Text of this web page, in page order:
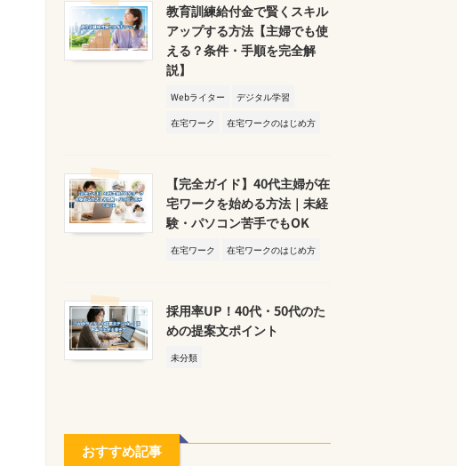
教育訓練給付金で賢くスキル
アップする方法【主婦でも使
える？条件・手順を完全解
説】
Webライター
デジタル学習
在宅ワーク
在宅ワークのはじめ方
【完全ガイド】40代主婦が在
宅ワークを始める方法｜未経
験・パソコン苦手でもOK
在宅ワーク 在宅ワークのはじめ方
採用率UP！40代・50代のた
めの提案文ポイント
未分類
おすすめ記事